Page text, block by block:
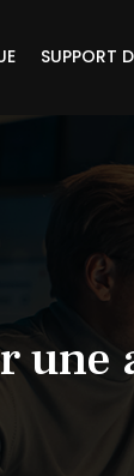
SUPPORT